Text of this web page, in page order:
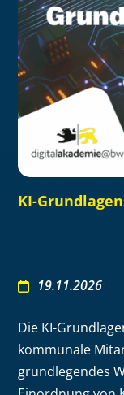
KI-
19.11.2026
Die KI-
kommunale
grundlegendes